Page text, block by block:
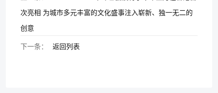
次亮相 为城市多元丰富的文化盛事注入崭新、独一无二的
创意
下一条：
返回列表